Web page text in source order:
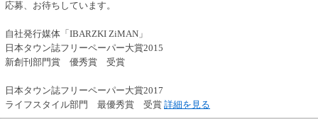
応募、お待ちしています。
自社発行媒体「IBARZKI ZiMAN」
日本タウン誌フリーペーパー大賞2015
新創刊部門賞 優秀賞 受賞
日本タウン誌フリーペーパー大賞2017
ライフスタイル部門 最優秀賞 受賞 詳細を見る